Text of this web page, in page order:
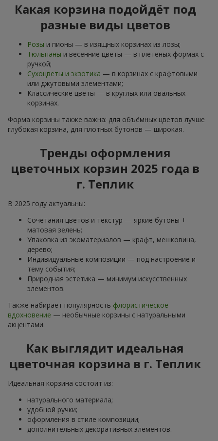
Какая корзина подойдёт под
разные виды цветов
Розы и пионы — в изящных корзинах из лозы;
Тюльпаны и весенние цветы — в плетёных формах с
ручкой;
Сухоцветы и экзотика — в корзинах с крафтовыми
или джутовыми элементами;
Классические цветы — в круглых или овальных
корзинах.
Форма корзины также важна: для объёмных цветов лучше
глубокая корзина, для плотных бутонов — широкая.
Тренды оформления
цветочных корзин 2025 года в
г. Теплик
В 2025 году актуальны:
Сочетания цветов и текстур — яркие бутоны +
матовая зелень;
Упаковка из экоматериалов — крафт, мешковина,
дерево;
Индивидуальные композиции — под настроение и
тему события;
Природная эстетика — минимум искусственных
элементов.
Также набирает популярность флористическое
вдохновение — необычные корзины с натуральными
акцентами.
Как выглядит идеальная
цветочная корзина в г. Теплик
Идеальная корзина состоит из:
натурального материала;
удобной ручки;
оформления в стиле композиции;
дополнительных декоративных элементов.